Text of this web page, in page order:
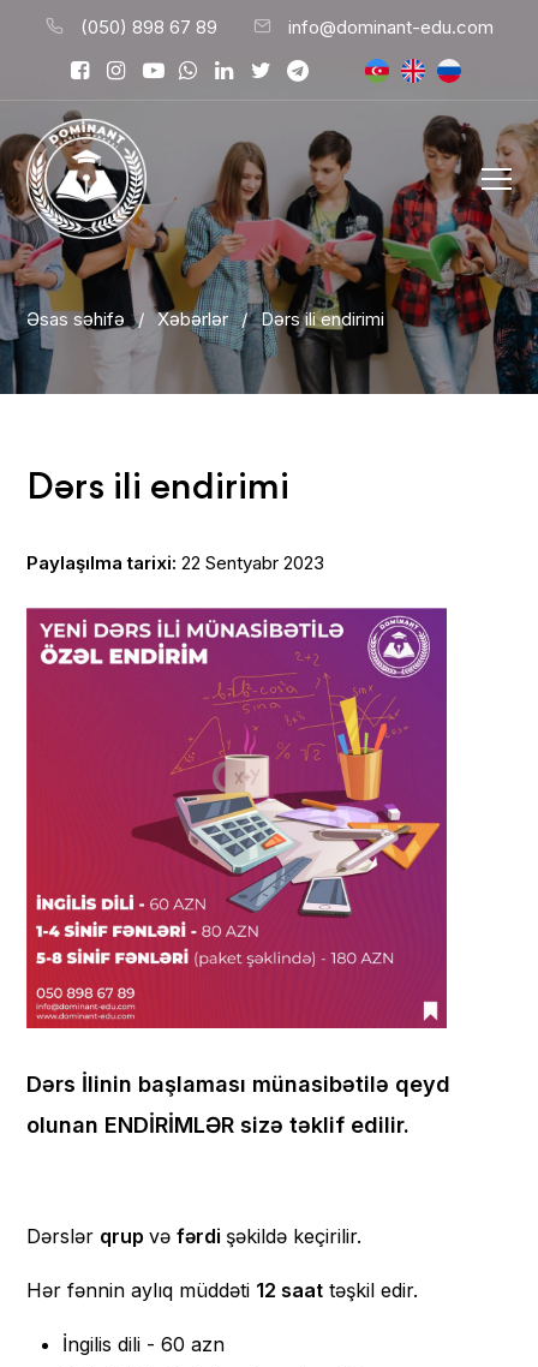
(050) 898 67 89 info@dominant-edu.com
Əsas səhifə / Xəbərlər / Dərs ili endirimi
Dərs ili endirimi
Paylaşılma tarixi:22 Sentyabr 2023
Dərs İlinin başlaması münasibətilə qeyd
olunan ENDİRİMLƏR sizə təklif edilir.
Dərslər qrupvəfərdi şəkildə keçirilir.
Hər fənnin aylıq müddəti 12 saat təşkil edir.
İngilis dili - 60 azn